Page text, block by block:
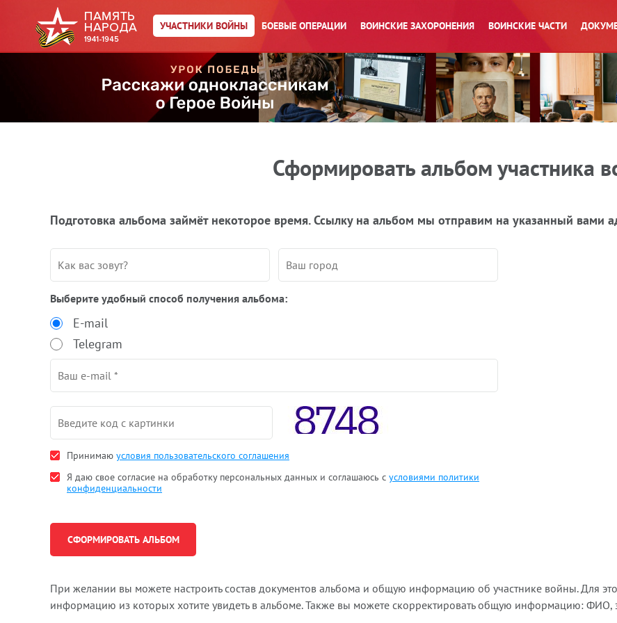
УЧАСТНИКИ ВОЙНЫ БОЕВЫЕ ОПЕРАЦИИ ВОИНСКИЕ ЗАХОРОНЕНИЯ ВОИНСКИЕ ЧАСТИ
Сформировать альбом участника
Подготовка альбома займёт некоторое время. Ссылку на альбом мы отправим на указанный вами
Выберите удобный способ получения альбома:
E-mail
Telegram
Принимаю условия пользовательского соглашения
Я даю свое согласие на обработку персональных данных и соглашаюсь с условиями политики
конфиденциальности
При желании вы можете настроить состав документов альбома и общую информацию об участнике войны. Для
информацию из которых хотите увидеть в альбоме. Также вы можете скорректировать общую информацию: ФИО,